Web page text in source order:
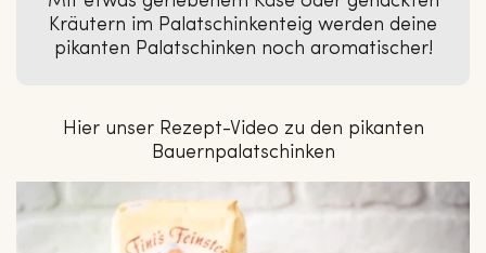
Kräutern im Palatschinkenteig werden deine
pikanten Palatschinken noch aromatischer!
Hier unser Rezept-Video zu den pikanten
Bauernpalatschinken